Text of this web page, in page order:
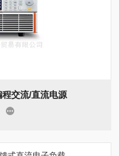
交流/直流电源